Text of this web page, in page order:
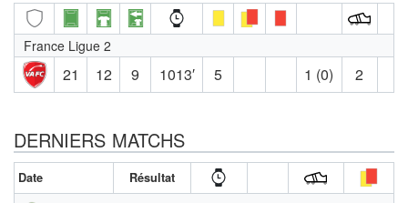
France Ligue 2
21 12 9 1013′ 5 1 (0) 2
DERNIERS MATCHS
Date Résultat